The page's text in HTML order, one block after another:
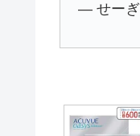
— せーぎ